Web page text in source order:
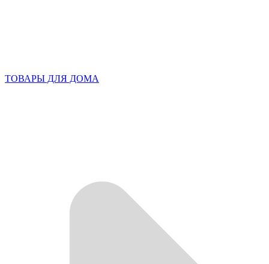
ТОВАРЫ ДЛЯ ДОМА